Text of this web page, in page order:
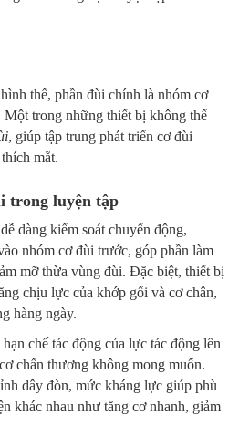
thể, phần đùi chính là nhóm cơ
Một trong những thiết bị không thể
, giúp tập trung phát triển cơ đùi
mắt.
trong luyện tập
dàng kiểm soát chuyển động,
nhóm cơ đùi trước, góp phần làm
mỡ thừa vùng đùi. Đặc biệt, thiết bị
chịu lực của khớp gối và cơ chân,
hàng ngày.
chế tác động của lực tác động lên
chấn thương không mong muốn.
dây đòn, mức kháng lực giúp phù
khác nhau như tăng cơ nhanh, giảm